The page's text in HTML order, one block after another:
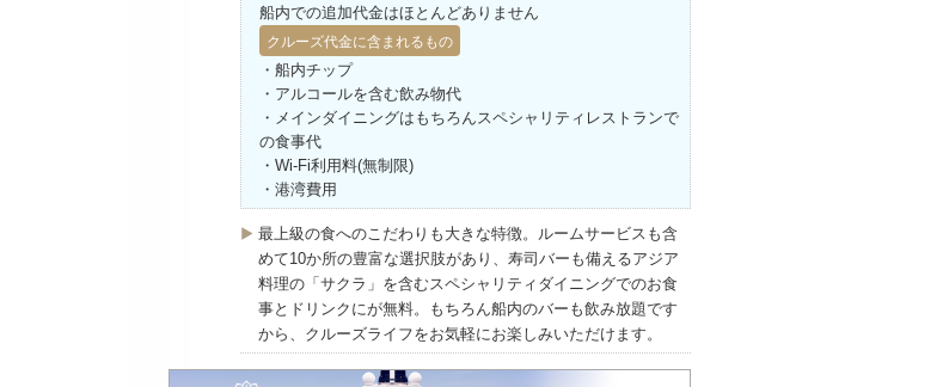
船内での追加代金はほとんどありません
クルーズ代金に含まれるもの
・船内チップ
・アルコールを含む飲み物代
・メインダイニングはもちろんスペシャリティレストランで
の食事代
・Wi-Fi利用料(無制限)
・港湾費用
最上級の食へのこだわりも大きな特徴。ルームサービスも含
めて10か所の豊富な選択肢があり、寿司バーも備えるアジア
料理の「サクラ」を含むスペシャリティダイニングでのお食
事とドリンクにが無料。もちろん船内のバーも飲み放題です
から、クルーズライフをお気軽にお楽しみいただけます。